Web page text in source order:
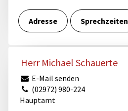
Adresse Sprechzeiten
Herr Michael Schauerte
E-Mail senden
(02972) 980-224
Hauptamt